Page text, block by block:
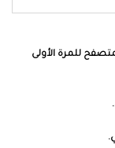
للمرة الأولى